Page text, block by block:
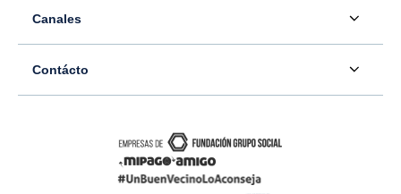
Sala de prensa
Información adicional
Trabaje con nosotros
Servicio - Atención al Consumidor financiero
Tutoriales canales digitales
Términos y condiciones de uso de internet
Canales
Ubíquenos
Directorios alternos
Contácto
Bogotá - Colombia